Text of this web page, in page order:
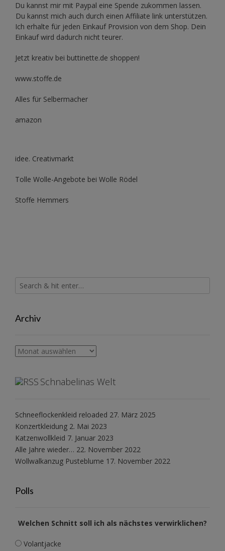
Du kannst mir mit Paypal eine Spende zukommen lassen.
Du kannst mich auch durch einen Affiliate link unterstützen.
Ich erhalte für jeden Einkauf Provision von dem Shop. Dein
Einkauf wird dadurch nicht teurer.
Jetzt kreativ bei buttinette.de shoppen!
www.stoffe.de
Alles für Selbermacher
amazon
idee. Creativmarkt
Tolle Wolle-Angebote bei Wolle Rödel
Stoffe Hemmers
Archiv
Archiv
Schnabelinas Welt
Schneeflockenkleid reloaded 27. März 2025
Konzertkleidung 2. Mai 2023
Katzenwollkleid 7. Januar 2023
Alle Jahre wieder… 22. November 2022
Wollwalkanzug Pusteblume 17. November 2022
Polls
Welchen Schnitt soll ich als nächstes verwirklichen?
Volantjacke